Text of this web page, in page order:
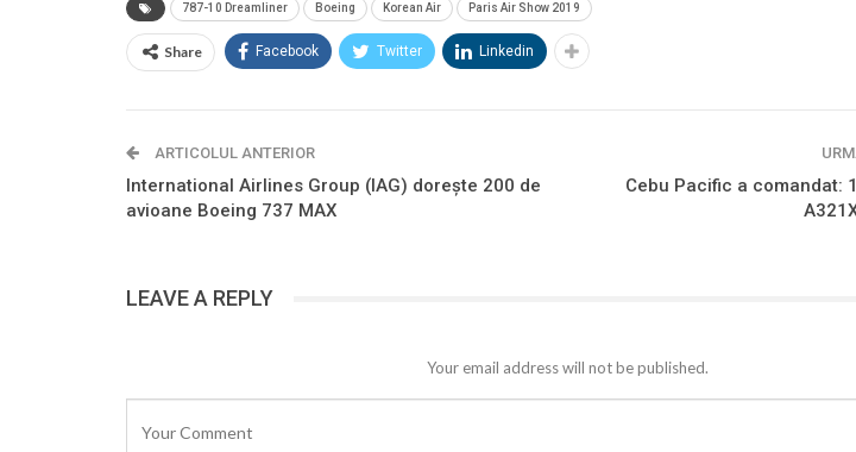
787-10 Dreamliner Boeing Korean Air Paris Air Show 2019
Share Facebook Twitter Linkedin
ARTICOLUL ANTERIOR
International Airlines Group (IAG) dorește 200 de
avioane Boeing 737 MAX
Cebu Pacific a comandat:
LEAVE A REPLY
Your email address will not be published.